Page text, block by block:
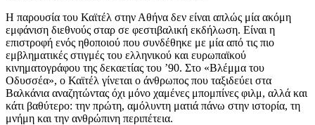
Η παρουσία του Καϊτέλ στην Αθήνα δεν είναι απλώς μία ακόμη
εμφάνιση διεθνούς σταρ σε φεστιβαλική εκδήλωση. Είναι η
επιστροφή ενός ηθοποιού που συνδέθηκε με μία από τις πιο
εμβληματικές στιγμές του ελληνικού και ευρωπαϊκού
κινηματογράφου της δεκαετίας του ’90. Στο «Βλέμμα του
Οδυσσέα», ο Καϊτέλ γίνεται ο άνθρωπος που ταξιδεύει στα
Βαλκάνια αναζητώντας όχι μόνο χαμένες μπομπίνες φιλμ, αλλά και
κάτι βαθύτερο: την πρώτη, αμόλυντη ματιά πάνω στην ιστορία, τη
μνήμη και την ανθρώπινη περιπέτεια.